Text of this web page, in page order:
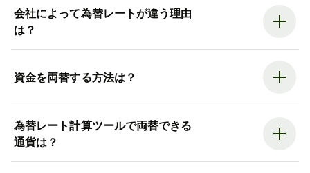
会社によって為替レートが違う理由
は？
資金を両替する方法は？
為替レート計算ツールで両替できる
通貨は？